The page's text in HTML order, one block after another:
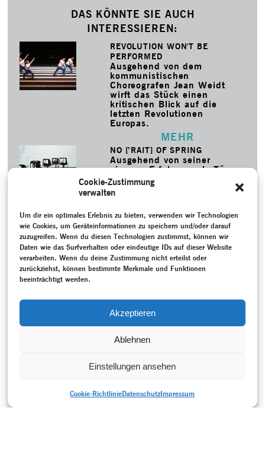
Cookie-Zustimmung
verwalten
Um dir ein optimales Erlebnis zu bieten, verwenden wir Technologien
wie Cookies, um Geräteinformationen zu speichern und/oder darauf
zuzugreifen. Wenn du diesen Technologien zustimmst, können wir
Daten wie das Surfverhalten oder eindeutige IDs auf dieser Website
verarbeiten. Wenn du deine Zustimmung nicht erteilst oder
zurückziehst, können bestimmte Merkmale und Funktionen
beeinträchtigt werden.
Akzeptieren
Ablehnen
Einstellungen ansehen
Cookie-RichtlinieDatenschutzImpressum
DAS KÖNNTE SIE AUCH
INTERESSIEREN:
REVOLUTION WON'T BE
PERFORMED
Ausgehend von dem
kommunistischen
Choreografen Jean Weidt
wirft das Stück einen
kritischen Blick auf die
letzten Revolutionen
Europas.
MEHR
NO [’RAIT] OF SPRING
Ausgehend von seiner
eigenen Erfahrung als Tänzer
in Pina Bauschs „Sacre“
beschäftigte sich Josep
Caballero mit fünf
Tanzgeschichte aus der
Perspektive männlicher
Tänzer.
MEHR
SCHLAGWORTE
Bundesrepublik Deutschland (1949-1990)